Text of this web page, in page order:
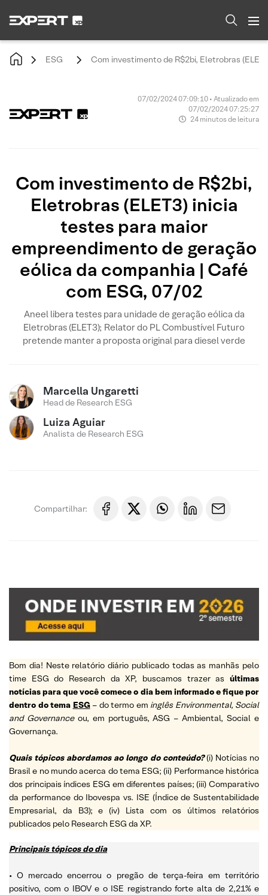
ESG Com investimento de R$2bi, Eletrobras
07/02/2024 07:09:10 • Atualizado em
07/02/2024 07:25:27
24 minutos de leitura
Com investimento de R$2bi,
Eletrobras (ELET3) inicia
testes para maior
empreendimento de geração
eólica da companhia | Café
com ESG, 07/02
Aneel libera testes para unidade de geração eólica da
Eletrobras (ELET3); Relator do PL Combustível Futuro
pretende manter a proposta original para diesel verde
Marcella Ungaretti
Head de Research ESG
Luiza Aguiar
Analista de Research ESG
Compartilhar:
Bom dia! Neste relatório diário publicado todas as manhãs pelo
time ESG do Research da XP, buscamos trazer as últimas
notícias para que você comece o dia bem informado e fique por
dentro do tema ESG – do termo em inglês Environmental, Social
and Governance ou, em português, ASG – Ambiental, Social e
Governança.
Quais tópicos abordamos ao longo do conteúdo? (i) Notícias no
Brasil e no mundo acerca do tema ESG; (ii) Performance histórica
dos principais índices ESG em diferentes países; (iii) Comparativo
da performance do Ibovespa vs. ISE (Índice de Sustentabilidade
Empresarial, da B3); e (iv) Lista com os últimos relatórios
publicados pelo Research ESG da XP.
Principais tópicos do dia
• O mercado encerrou o pregão de terça-feira em território
positivo, com o IBOV e o ISE registrando forte alta de 2,21% e